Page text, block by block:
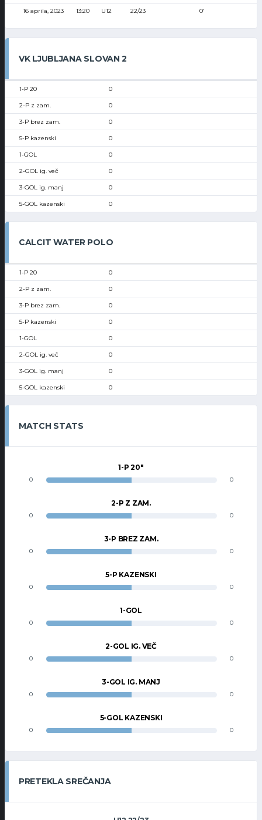
16 aprila, 2023 13:20 U12 22/23 0'
VK LJUBLJANA SLOVAN 2
0
0
0
0
0
0
0
0
CALCIT WATER POLO
0
0
0
0
0
0
0
0
MATCH STATS
1-P 20"
0 0
2-P Z ZAM.
0 0
3-P BREZ ZAM.
0 0
5-P KAZENSKI
0 0
1-GOL
0 0
2-GOL IG. VEČ
0 0
3-GOL IG. MANJ
0 0
5-GOL KAZENSKI
0 0
PRETEKLA SREČANJA